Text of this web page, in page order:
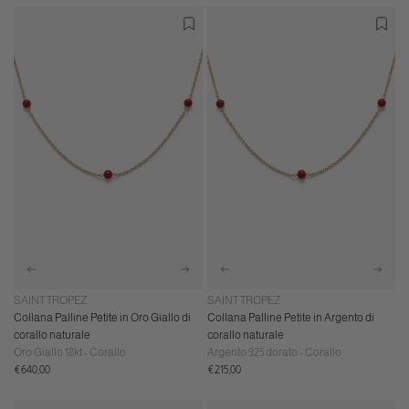
SAINT TROPEZ
Collana Palline Petite in Oro Giallo di
corallo naturale
Oro Giallo 18kt - Corallo
Prezzo
€640,00
SAINT TROPEZ
Collana Palline Petite in Argento di
corallo naturale
Argento 925 dorato - Corallo
Prezzo
€215,00